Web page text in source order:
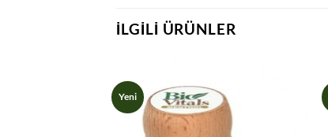
İLGILI ÜRÜNLER
Yeni